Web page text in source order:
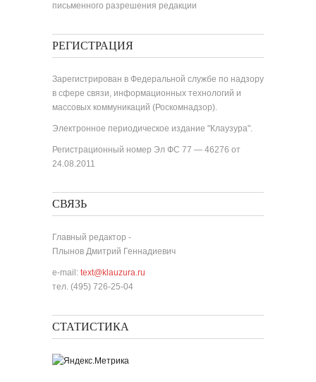
письменного разрешения редакции
РЕГИСТРАЦИЯ
Зарегистрирован в Федеральной службе по надзору
в сфере связи, информационных технологий и
массовых коммуникаций (Роскомнадзор).
Электронное периодическое издание "Клаузура".
Регистрационный номер Эл ФС 77 — 46276 от
24.08.2011
СВЯЗЬ
Главный редактор -
Плынов Дмитрий Геннадиевич
e-mail: text@klauzura.ru
тел. (495) 726-25-04
СТАТИСТИКА